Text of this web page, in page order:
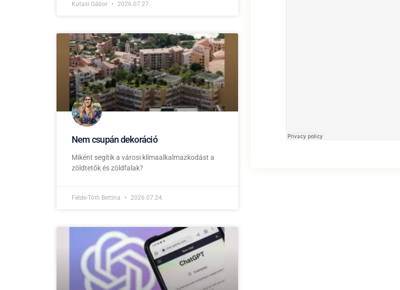
Kutasi Gábor 2026.07.27.
Nem csupán dekoráció
Miként segítik a városi klímaalkalmazkodást a
zöldtetők és zöldfalak?
Felde-Tóth Bettina 2026.07.24.